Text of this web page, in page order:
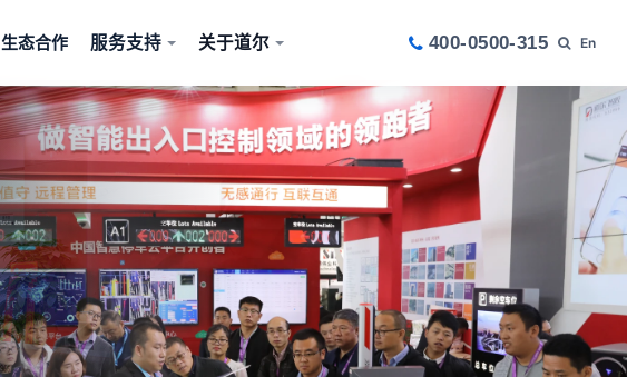
服务支持 关于道尔 400-0500-315 En